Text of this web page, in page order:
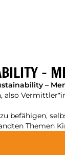
–
–
also
befähigen,
Themen